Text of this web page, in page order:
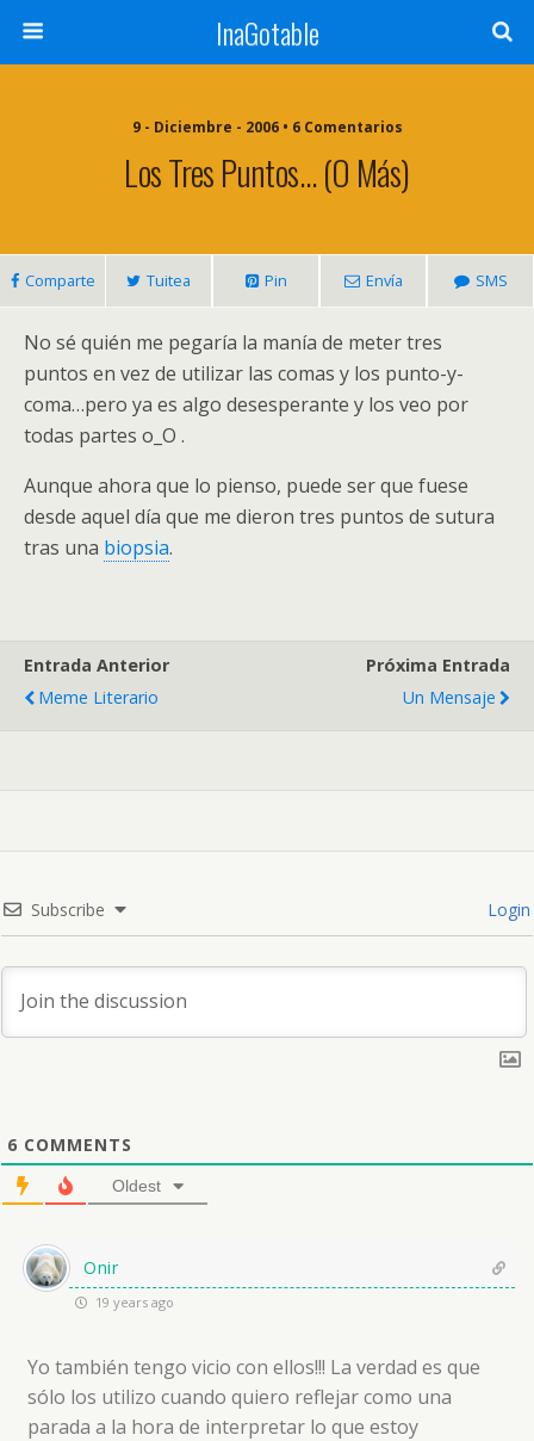
InaGotable
9 - Diciembre - 2006 • 6 Comentarios
Los Tres Puntos… (o Más)
Comparte Tuitea Pin Envía SMS
No sé quién me pegaría la manía de meter tres
puntos en vez de utilizar las comas y los punto-y-
coma…pero ya es algo desesperante y los veo por
todas partes o_O .
Aunque ahora que lo pienso, puede ser que fuese
desde aquel día que me dieron tres puntos de sutura
tras una biopsia.
Entrada Anterior
Meme Literario
Próxima Entrada
Un Mensaje
Subscribe Login
6 COMMENTS
Oldest
Onir
19 years ago
Yo también tengo vicio con ellos!!! La verdad es que
sólo los utilizo cuando quiero reflejar como una
parada a la hora de interpretar lo que estoy